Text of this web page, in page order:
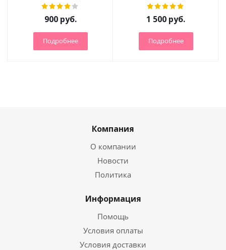
900руб.
Подробнее
1 500 руб.
Подробнее
Компания
О компании
Новости
Политика
Информация
Помощь
Условия оплаты
Условия доставки